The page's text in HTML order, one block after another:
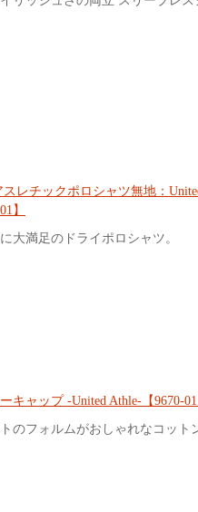
レチックポロシャツ無地：
】
大満足のドライポロシャツ。
キャップ -United Athle-【9670-01
のフォルムがおしゃれなコット